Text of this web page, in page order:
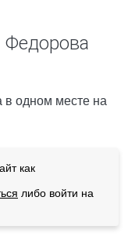
Федорова
в одном месте на
как
либо войти на